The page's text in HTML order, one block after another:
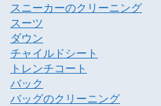
スニーカーのクリーニング
スーツ
ダウン
チャイルドシート
トレンチコート
バック
バッグのクリーニング